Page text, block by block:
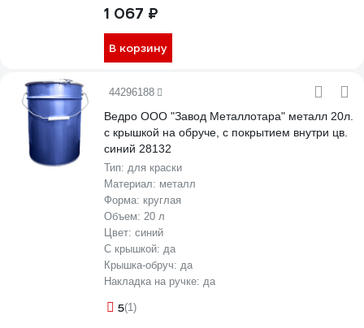
1 067 ₽
В корзину
44296188
Ведро ООО "Завод Металлотара" металл 20л.
с крышкой на обруче, с покрытием внутри цв.
синий 28132
Тип: для краски
Материал: металл
Форма: круглая
Объем: 20 л
Цвет: синий
С крышкой: да
Крышка-обруч: да
Накладка на ручке: да
5(1)